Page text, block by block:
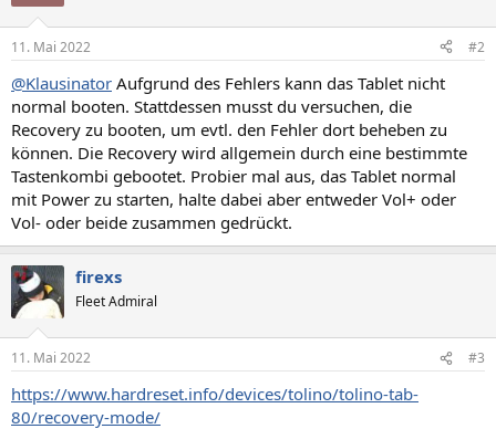
11. Mai 2022 #2
@Klausinator Aufgrund des Fehlers kann das Tablet nicht
normal booten. Stattdessen musst du versuchen, die
Recovery zu booten, um evtl. den Fehler dort beheben zu
können. Die Recovery wird allgemein durch eine bestimmte
Tastenkombi gebootet. Probier mal aus, das Tablet normal
mit Power zu starten, halte dabei aber entweder Vol+ oder
Vol- oder beide zusammen gedrückt.
firexs
Fleet Admiral
11. Mai 2022 #3
https://www.hardreset.info/devices/tolino/tolino-tab-
80/recovery-mode/